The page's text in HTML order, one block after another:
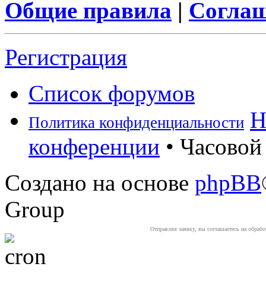
Общие правила |
Регистрация
Список форумов
Политика конфиденциальности
конференции •
Создано на основе phpBB
Group
Отправляя заявку, вы соглашаетесь на